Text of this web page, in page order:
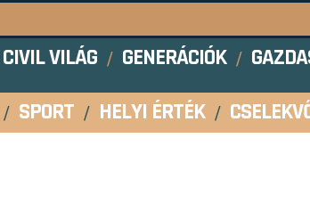
CIVIL VILÁG GENERÁCIÓK
SPORT HELYI ÉRTÉK